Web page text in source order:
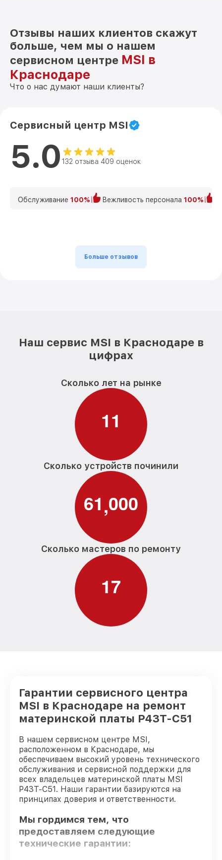
Отзывы наших клиентов скажут
больше, чем мы о нашем
сервисном центре MSI в
Краснодаре
Что о нас думают наши клиенты?
Сервисный центр MSI
5.0 132 отзыва 409 оценок
Обслуживание 100% Вежливость персонала 100%
Больше отзывов
Наш сервис MSI в Краснодаре в
цифрах
Сколько лет на рынке
11
Сколько устройств починили
61,000
Сколько мастеров по ремонту
17
Гарантии сервисного центра
MSI в Краснодаре на ремонт
материнской платы P43T-C51
В нашем сервисном центре MSI,
расположенном в Краснодаре, мы
обеспечиваем высокий уровень технического
обслуживания и сервисной поддержки для
всех владельцев материнской платы MSI
P43T-C51. Наши гарантии базируются на
принципах доверия и ответственности.
Мы гордимся тем, что
предоставляем следующие
технические гарантии: